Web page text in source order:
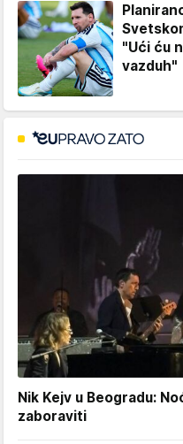
"Ući ću
vazduh"
Nik Kejv u Beogradu:
zaboraviti